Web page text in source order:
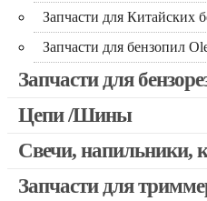
Запчасти для Китайских
Запчасти для бензопил
Запчасти для
Цепи /Шины
Свечи, напильники,
Запчасти для